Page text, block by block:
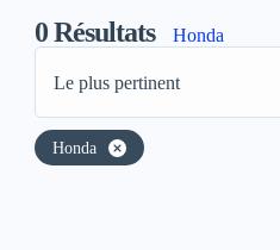
0Résultats Honda
Le plus pertinent
Honda